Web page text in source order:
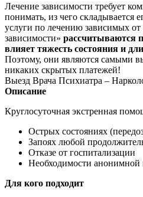
Лечение зависимости требует
понимать, из чего складывается
услуги по лечению зависимых
зависимости» рассчитываются
влияет тяжесть состояния и
Поэтому, они являются самыми
никаких скрытых платежей!
Выезд Врача Психиатра –
Описание
Круглосуточная экстренная
Острых состояниях
Запоях любой
Отказе от госпитализации
Необходимости анонимной
Для кого подходит